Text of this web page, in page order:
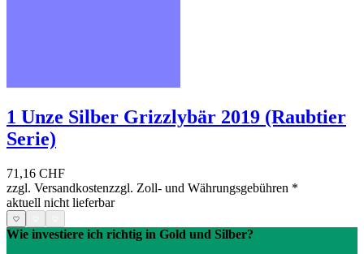
1 Unze Silber Grizzlybär 2019 (Raubtier
Serie)
71,16 CHF
zzgl. Versandkostenzzgl. Zoll- und Währungsgebühren *
aktuell nicht lieferbar
Wie investiere ich richtig in Gold und Silber?